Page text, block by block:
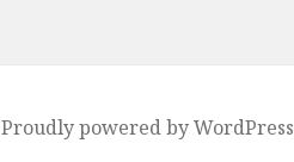
Proudly powered by WordPress